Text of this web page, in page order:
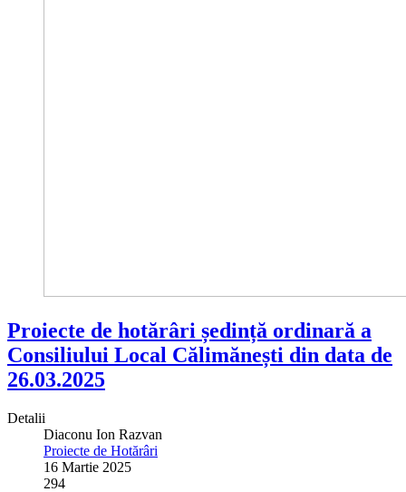
Proiecte de hotărâri ședință ordinară a
Consiliului Local Călimănești din data de
26.03.2025
Detalii
Diaconu Ion Razvan
Proiecte de Hotărâri
16 Martie 2025
294